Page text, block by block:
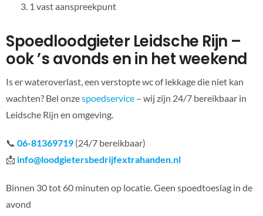
1 vast aanspreekpunt
Spoedloodgieter Leidsche Rijn –
ook ’s avonds en in het weekend
Is er wateroverlast, een verstopte wc of lekkage die niet kan
wachten? Bel onzespoedservice– wij zijn 24/7 bereikbaar in
Leidsche Rijn en omgeving.
📞 06-81369719(24/7 bereikbaar)
📩 info@loodgietersbedrijfextrahanden.nl
Binnen 30 tot 60 minuten op locatie. Geen spoedtoeslag in de
avond